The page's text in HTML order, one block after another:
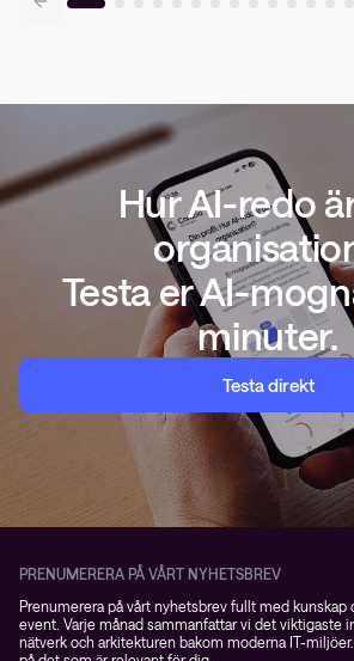
Hur AI-redo
Testa er AI-
minuter.
Testa direkt
PRENUMERERA PÅ VÅRT NYHETSBREV
Prenumerera på vårt nyhetsbrev fullt med kunskap
event. Varje månad sammanfattar vi det viktigaste
nätverk och arkitekturen bakom moderna IT-